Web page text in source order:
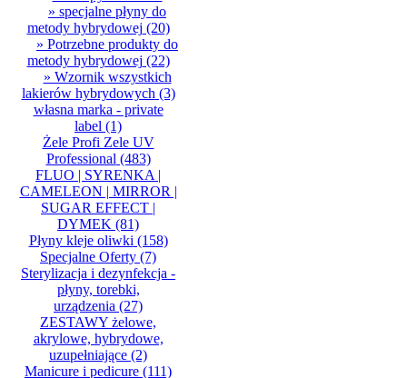
» specjalne płyny do
metody hybrydowej (20)
» Potrzebne produkty do
metody hybrydowej (22)
» Wzornik wszystkich
lakierów hybrydowych (3)
własna marka - private
label (1)
Żele Profi Zele UV
Professional (483)
FLUO | SYRENKA |
CAMELEON | MIRROR |
SUGAR EFFECT |
DYMEK (81)
Płyny kleje oliwki (158)
Specjalne Oferty (7)
Sterylizacja i dezynfekcja -
płyny, torebki,
urządzenia (27)
ZESTAWY żelowe,
akrylowe, hybrydowe,
uzupełniające (2)
Manicure i pedicure (111)